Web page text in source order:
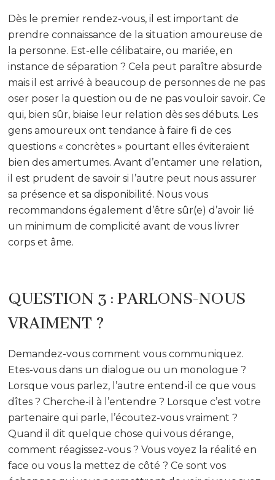
Dès le premier rendez-vous, il est important de
prendre connaissance de la situation amoureuse de
la personne. Est-elle célibataire, ou mariée, en
instance de séparation ? Cela peut paraître absurde
mais il est arrivé à beaucoup de personnes de ne pas
oser poser la question ou de ne pas vouloir savoir. Ce
qui, bien sûr, biaise leur relation dès ses débuts. Les
gens amoureux ont tendance à faire fi de ces
questions « concrètes » pourtant elles éviteraient
bien des amertumes. Avant d’entamer une relation,
il est prudent de savoir si l’autre peut nous assurer
sa présence et sa disponibilité. Nous vous
recommandons également d’être sûr(e) d’avoir lié
un minimum de complicité avant de vous livrer
corps et âme.
QUESTION 3 : PARLONS-NOUS
VRAIMENT ?
Demandez-vous comment vous communiquez.
Etes-vous dans un dialogue ou un monologue ?
Lorsque vous parlez, l’autre entend-il ce que vous
dîtes ? Cherche-il à l’entendre ? Lorsque c’est votre
partenaire qui parle, l’écoutez-vous vraiment ?
Quand il dit quelque chose qui vous dérange,
comment réagissez-vous ? Vous voyez la réalité en
face ou vous la mettez de côté ? Ce sont vos